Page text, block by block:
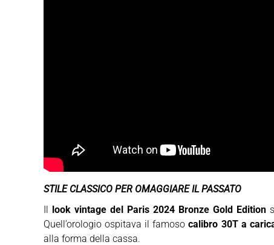
STILE CLASSICO PER OMAGGIARE IL PASSATO
Il look vintage del Paris 2024 Bronze Gold Edition
Quell’orologio ospitava il famosocalibro 30T a
alla forma della cassa.